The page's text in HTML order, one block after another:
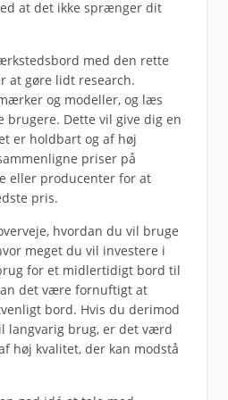
at det ikke sprænger dit
med den rette
at gøre lidt research.
og modeller, og læs
brugere. Dette vil give dig en
er holdbart og af høj
priser på
eller producenter for at
pris.
hvordan du vil bruge
meget du vil investere i
for et midlertidigt bord til
det være fornuftigt at
bord. Hvis du derimod
langvarig brug, er det værd
høj kvalitet, der kan modstå